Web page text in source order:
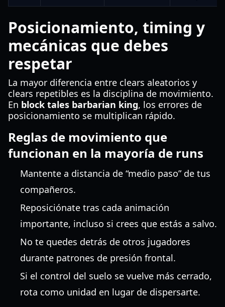
Posicionamiento, timing y
mecánicas que debes
respetar
La mayor diferencia entre clears aleatorios y
clears repetibles es la disciplina de movimiento.
En block tales barbarian king, los errores de
posicionamiento se multiplican rápido.
Reglas de movimiento que
funcionan en la mayoría de runs
Mantente a distancia de “medio paso” de tus
compañeros.
Reposiciónate tras cada animación
importante, incluso si crees que estás a salvo.
No te quedes detrás de otros jugadores
durante patrones de presión frontal.
Si el control del suelo se vuelve más cerrado,
rota como unidad en lugar de dispersarte.